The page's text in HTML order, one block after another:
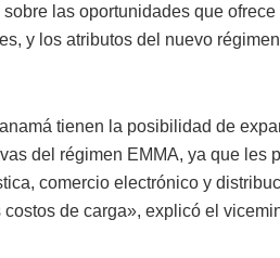
las oportunidades que
y los atributos del nuevo
tienen la posibilidad de
del régimen EMMA, ya que les
comercio electrónico y
de carga», explicó el